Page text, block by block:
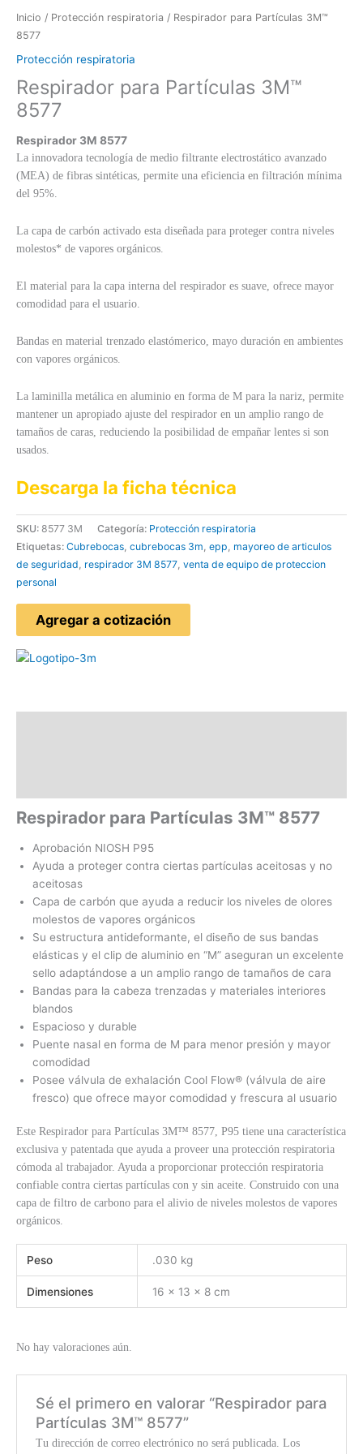
Inicio / Protección respiratoria / Respirador para Partículas 3M™
8577
Protección respiratoria
Respirador para Partículas 3M™
8577
Respirador 3M 8577
La innovadora tecnología de medio filtrante electrostático avanzado
(MEA) de fibras sintéticas, permite una eficiencia en filtración mínima
del 95%.
La capa de carbón activado esta diseñada para proteger contra niveles
molestos* de vapores orgánicos.
El material para la capa interna del respirador es suave, ofrece mayor
comodidad para el usuario.
Bandas en material trenzado elastómerico, mayo duración en ambientes
con vapores orgánicos.
La laminilla metálica en aluminio en forma de M para la nariz, permite
mantener un apropiado ajuste del respirador en un amplio rango de
tamaños de caras, reduciendo la posibilidad de empañar lentes si son
usados.
Descarga la ficha técnica
SKU: 8577 3M Categoría: Protección respiratoria
Etiquetas: Cubrebocas cubrebocas 3m epp mayoreo de articulos
de seguridad respirador 3M 8577 venta de equipo de proteccion
personal
Agregar a cotización
Respirador para Partículas 3M™ 8577
Aprobación NIOSH P95
Ayuda a proteger contra ciertas partículas aceitosas y no
aceitosas
Capa de carbón que ayuda a reducir los niveles de olores
molestos de vapores orgánicos
Su estructura antideformante, el diseño de sus bandas
elásticas y el clip de aluminio en “M” aseguran un excelente
sello adaptándose a un amplio rango de tamaños de cara
Bandas para la cabeza trenzadas y materiales interiores
blandos
Espacioso y durable
Puente nasal en forma de M para menor presión y mayor
comodidad
Posee válvula de exhalación Cool Flow® (válvula de aire
fresco) que ofrece mayor comodidad y frescura al usuario
Este Respirador para Partículas 3M™ 8577, P95 tiene una característica
exclusiva y patentada que ayuda a proveer una protección respiratoria
cómoda al trabajador. Ayuda a proporcionar protección respiratoria
confiable contra ciertas partículas con y sin aceite. Construido con una
capa de filtro de carbono para el alivio de niveles molestos de vapores
orgánicos.
Peso .030 kg
Dimensiones 16 × 13 × 8 cm
No hay valoraciones aún.
Sé el primero en valorar “Respirador para
Partículas 3M™ 8577”
Tu dirección de correo electrónico no será publicada. Los